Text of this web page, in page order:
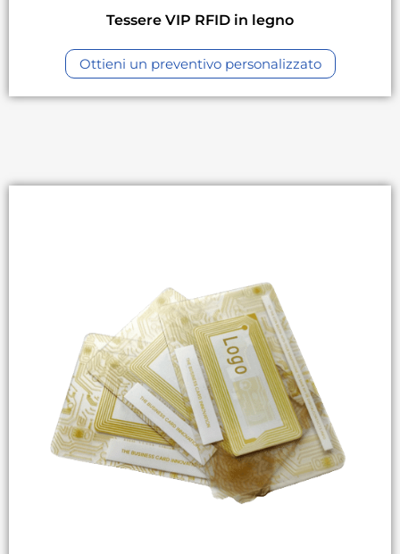
Tessere VIP RFID in legno
Ottieni un preventivo personalizzato